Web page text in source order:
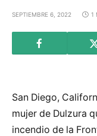
SEPTIEMBRE 6, 2022 1
San Diego,
mujer de Dulzura
incendio de la